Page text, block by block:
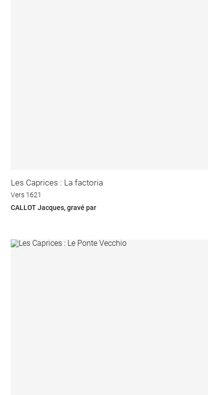
Les Caprices : La factoria
Vers 1621
CALLOT Jacques, gravé par